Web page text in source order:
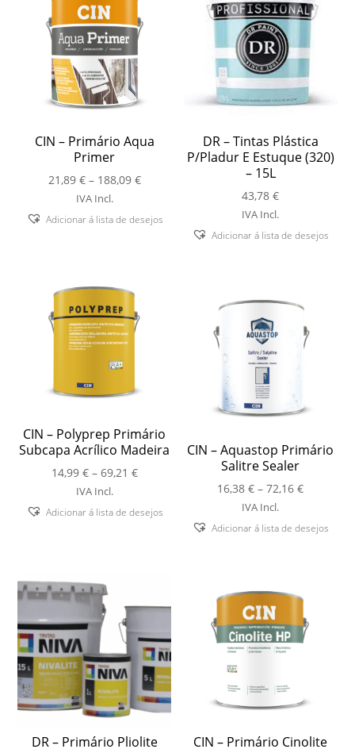
CIN – Primário Aqua
Primer
21,89 € – 188,09 €Price
through
IVA Incl.
Adicionar á lista de desejos
DR – Tintas Plástica
P/Pladur E Estuque (320)
– 15L
43,78€
IVA Incl.
Adicionar á lista de desejos
CIN – Polyprep Primário
Subcapa Acrílico Madeira
14,99 € – 69,21 €Price
through
IVA Incl.
Adicionar á lista de desejos
CIN – Aquastop Primário
Salitre Sealer
16,38€ – 72,16€Price
through
IVA Incl.
Adicionar á lista de desejos
DR – Primário Pliolite
CIN – Primário Cinolite